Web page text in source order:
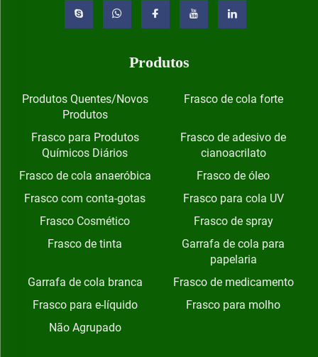
Produtos
Produtos Quentes/Novos
Produtos
Frasco de cola forte
Frasco para Produtos
Químicos Diários
Frasco de adesivo de
cianoacrilato
Frasco de cola anaeróbica
Frasco de óleo
Frasco com conta-gotas
Frasco para cola UV
Frasco Cosmético
Frasco de spray
Frasco de tinta
Garrafa de cola para
papelaria
Garrafa de cola branca
Frasco de medicamento
Frasco para e-líquido
Frasco para molho
Não Agrupado